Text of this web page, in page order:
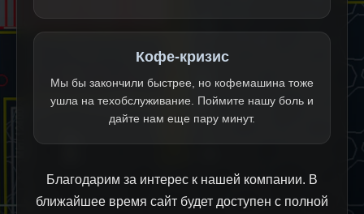
Кофе-кризис
Мы бы закончили быстрее, но кофемашина тоже
ушла на техобслуживание. Поймите нашу боль и
дайте нам еще пару минут.
Благодарим за интерес к нашей компании. В
ближайшее время сайт будет доступен с полной